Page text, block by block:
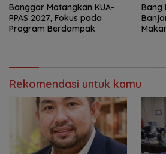
‎Banggar Matangkan KUA-
PPAS 2027, Fokus pada
Program Berdampak
Bang
Rekomendasi untuk kamu